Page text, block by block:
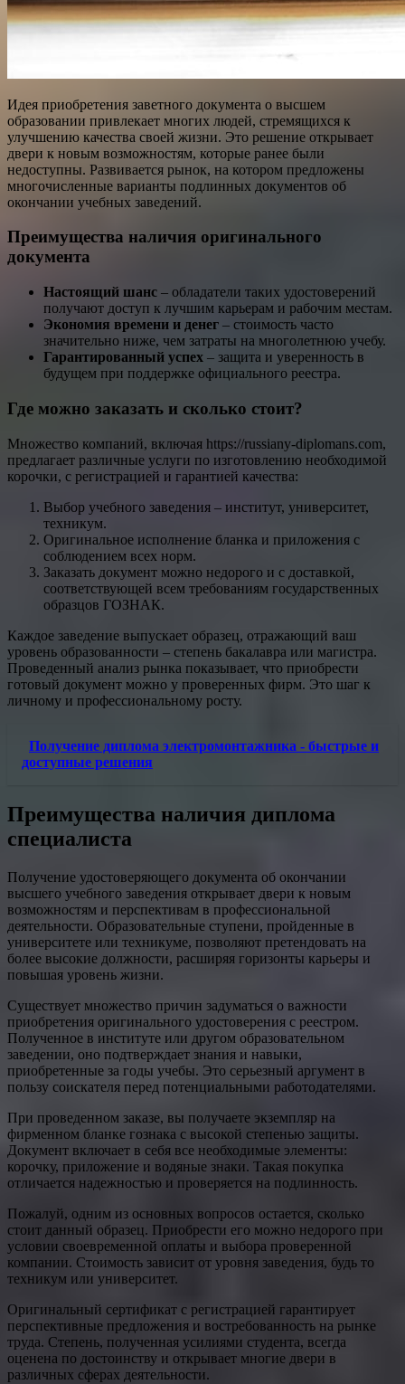
Идея приобретения заветного документа о высшем
образовании привлекает многих людей, стремящихся к
улучшению качества своей жизни. Это решение открывает
двери к новым возможностям, которые ранее были
недоступны. Развивается рынок, на котором предложены
многочисленные варианты подлинных документов об
окончании учебных заведений.
Преимущества наличия оригинального
документа
Настоящий шанс – обладатели таких удостоверений
получают доступ к лучшим карьерам и рабочим местам.
Экономия времени и денег – стоимость часто
значительно ниже, чем затраты на многолетнюю учебу.
Гарантированный успех – защита и уверенность в
будущем при поддержке официального реестра.
Где можно заказать и сколько стоит?
Множество компаний, включая https://russiany-diplomans.com,
предлагает различные услуги по изготовлению необходимой
корочки, с регистрацией и гарантией качества:
Выбор учебного заведения – институт, университет,
техникум.
Оригинальное исполнение бланка и приложения с
соблюдением всех норм.
Заказать документ можно недорого и с доставкой,
соответствующей всем требованиям государственных
образцов ГОЗНАК.
Каждое заведение выпускает образец, отражающий ваш
уровень образованности – степень бакалавра или магистра.
Проведенный анализ рынка показывает, что приобрести
готовый документ можно у проверенных фирм. Это шаг к
личному и профессиональному росту.
Получение диплома электромонтажника - быстрые и
доступные решения
Преимущества наличия диплома
специалиста
Получение удостоверяющего документа об окончании
высшего учебного заведения открывает двери к новым
возможностям и перспективам в профессиональной
деятельности. Образовательные ступени, пройденные в
университете или техникуме, позволяют претендовать на
более высокие должности, расширяя горизонты карьеры и
повышая уровень жизни.
Существует множество причин задуматься о важности
приобретения оригинального удостоверения с реестром.
Полученное в институте или другом образовательном
заведении, оно подтверждает знания и навыки,
приобретенные за годы учебы. Это серьезный аргумент в
пользу соискателя перед потенциальными работодателями.
При проведенном заказе, вы получаете экземпляр на
фирменном бланке гознака с высокой степенью защиты.
Документ включает в себя все необходимые элементы:
корочку, приложение и водяные знаки. Такая покупка
отличается надежностью и проверяется на подлинность.
Пожалуй, одним из основных вопросов остается, сколько
стоит данный образец. Приобрести его можно недорого при
условии своевременной оплаты и выбора проверенной
компании. Стоимость зависит от уровня заведения, будь то
техникум или университет.
Оригинальный сертификат с регистрацией гарантирует
перспективные предложения и востребованность на рынке
труда. Степень, полученная усилиями студента, всегда
оценена по достоинству и открывает многие двери в
различных сферах деятельности.